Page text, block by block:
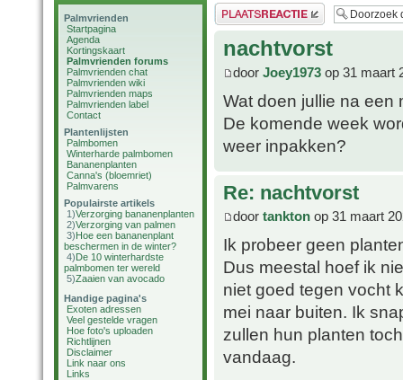
Palmvrienden
Startpagina
Agenda
Kortingskaart
Palmvrienden forums
Palmvrienden chat
Palmvrienden wiki
Palmvrienden maps
Palmvrienden label
Contact
Plantenlijsten
Palmbomen
Winterharde palmbomen
Bananenplanten
Canna's (bloemriet)
Palmvarens
Populairste artikels
1)Verzorging bananenplanten
2)Verzorging van palmen
3)Hoe een bananenplant
beschermen in de winter?
4)De 10 winterhardste
palmbomen ter wereld
5)Zaaien van avocado
Handige pagina's
Exoten adressen
Veel gestelde vragen
Hoe foto's uploaden
Richtlijnen
Disclaimer
Link naar ons
Links
Plaats een reactie
nachtvorst
door Joey1973 op 31 maart
Wat doen jullie na een
De komende week
weer inpakken?
Re: nachtvorst
door tankton op 31 maart
Ik probeer geen
Dus meestal hoef ik
niet goed tegen vocht
mei naar buiten. Ik
zullen hun planten
vandaag.